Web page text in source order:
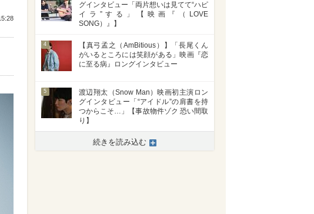
グインタビュー「両片想いは見てて“ハピ
イラ”する」【映画『（LOVE
SONG）』】
4
【真弓孟之（AmBitious）】「長尾くん
がいるところには笑顔がある」映画『恋
に至る病』ロングインタビュー
5
渡辺翔太（Snow Man）映画初主演ロン
グインタビュー「“アイドル”の肩書を持
つからこそ…」【事故物件ゾク 恐い間取
り】
続きを読み込む